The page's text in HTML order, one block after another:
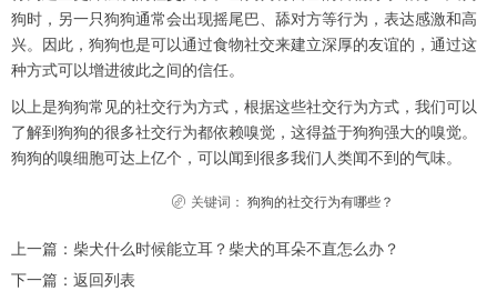
狗时，另一只狗狗通常会出现摇尾巴、舔对方等行为，表达感激和高
兴。因此，狗狗也是可以通过食物社交来建立深厚的友谊的，通过这
种方式可以增进彼此之间的信任。
以上是狗狗常见的社交行为方式，根据这些社交行为方式，我们可以
了解到狗狗的很多社交行为都依赖嗅觉，这得益于狗狗强大的嗅觉。
狗狗的嗅细胞可达上亿个，可以闻到很多我们人类闻不到的气味。
关键词： 狗狗的社交行为有哪些？
上一篇： 柴犬什么时候能立耳？柴犬的耳朵不直怎么办？
下一篇： 返回列表